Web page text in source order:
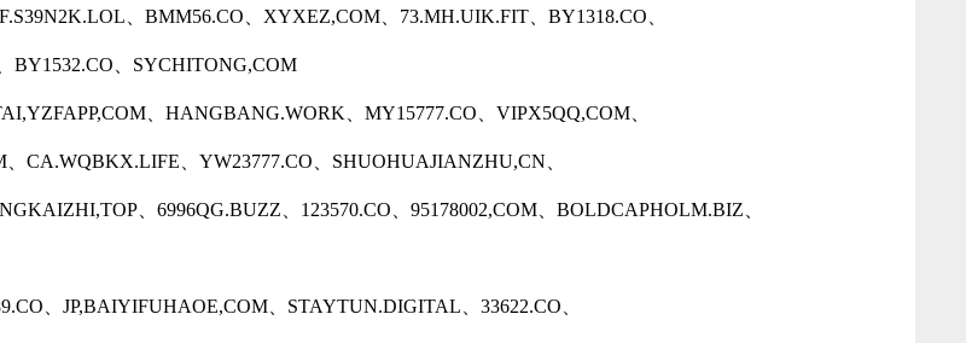
、BMM56.CO、XYXEZ,COM、73.MH.UIK.FIT、BY1318.CO、
BY1532.CO、SYCHITONG,COM
、HANGBANG.WORK、MY15777.CO、VIPX5QQ,COM、
CA.WQBKX.LIFE、YW23777.CO、SHUOHUAJIANZHU,CN、
、6996QG.BUZZ、123570.CO、95178002,COM、BOLDCAPHOLM.BIZ、
、JP,BAIYIFUHAOE,COM、STAYTUN.DIGITAL、33622.CO、